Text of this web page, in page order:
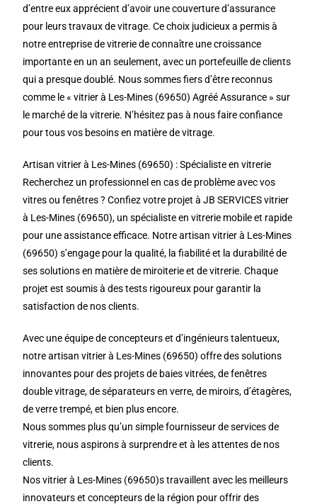
d’entre eux apprécient d’avoir une couverture d’assurance
pour leurs travaux de vitrage. Ce choix judicieux a permis à
notre entreprise de vitrerie de connaître une croissance
importante en un an seulement, avec un portefeuille de clients
qui a presque doublé. Nous sommes fiers d’être reconnus
comme le « vitrier à Les-Mines (69650) Agréé Assurance » sur
le marché de la vitrerie. N’hésitez pas à nous faire confiance
pour tous vos besoins en matière de vitrage.
Artisan vitrier à Les-Mines (69650) : Spécialiste en vitrerie
Recherchez un professionnel en cas de problème avec vos
vitres ou fenêtres ? Confiez votre projet à JB SERVICES vitrier
à Les-Mines (69650), un spécialiste en vitrerie mobile et rapide
pour une assistance efficace. Notre artisan vitrier à Les-Mines
(69650) s’engage pour la qualité, la fiabilité et la durabilité de
ses solutions en matière de miroiterie et de vitrerie. Chaque
projet est soumis à des tests rigoureux pour garantir la
satisfaction de nos clients.
Avec une équipe de concepteurs et d’ingénieurs talentueux,
notre artisan vitrier à Les-Mines (69650) offre des solutions
innovantes pour des projets de baies vitrées, de fenêtres
double vitrage, de séparateurs en verre, de miroirs, d’étagères,
de verre trempé, et bien plus encore.
Nous sommes plus qu’un simple fournisseur de services de
vitrerie, nous aspirons à surprendre et à les attentes de nos
clients.
Nos vitrier à Les-Mines (69650)s travaillent avec les meilleurs
innovateurs et concepteurs de la région pour offrir des